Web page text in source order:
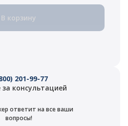
В корзину
201-99-77
консультацией
ответит на все ваши
вопросы!